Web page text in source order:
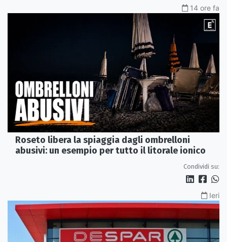
14 ore fa
Roseto libera la spiaggia dagli ombrelloni
abusivi: un esempio per tutto il litorale ionico
Condividi su:
Ieri